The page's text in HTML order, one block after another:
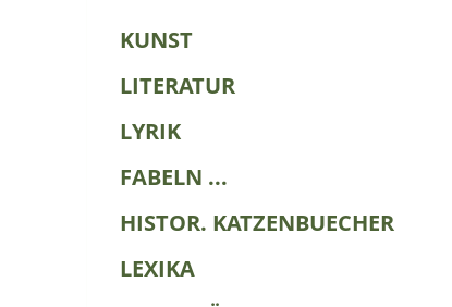
KUNST
LITERATUR
LYRIK
FABELN ...
HISTOR. KATZENBUECHER
LEXIKA